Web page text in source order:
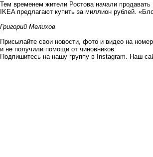
Тем временем жители Ростова начали
IKEA предлагают купить за миллион рублей.
Григорий Мелихов
Присылайте свои новости, фото и видео на
и не получили помощи от чиновников.
Подпишитесь на нашу группу в Instagram. Наш